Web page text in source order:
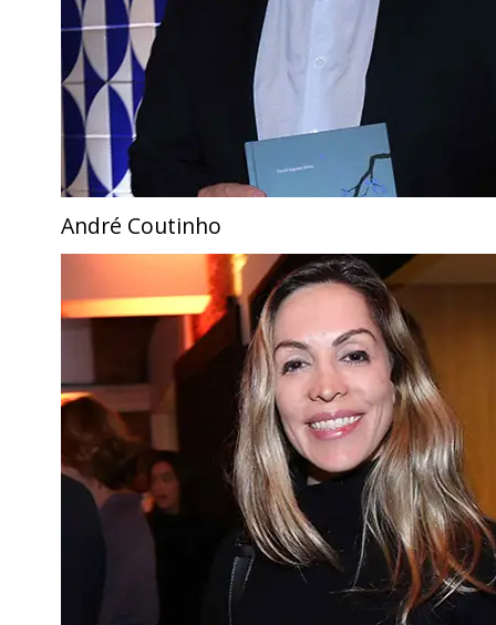
André Coutinho